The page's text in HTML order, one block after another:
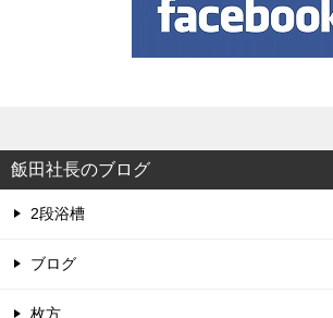
飯田社長のブログ
2段浴槽
ブログ
枚方